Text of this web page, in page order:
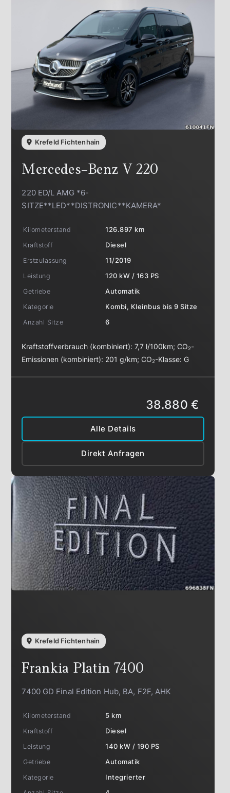
Krefeld Fichtenhain
Mercedes-Benz V 220
220 ED/L AMG *6-
SITZE**LED**DISTRONIC**KAMERA*
Kilometerstand
126.897 km
Kraftstoff
Diesel
Erstzulassung
11/2019
Leistung
120 kW / 163 PS
Getriebe
Automatik
Kategorie
Kombi, Kleinbus bis 9 Sitze
Anzahl Sitze
6
Kraftstoffverbrauch (kombiniert):7,7 l/100km;CO2-
Emissionen (kombiniert): 201 g/km;CO2-Klasse:G
Alle Details
Direkt Anfragen
38.880 €
Krefeld Fichtenhain
Frankia Platin 7400
7400 GD Final Edition Hub, BA, F2F, AHK
Kilometerstand
5 km
Kraftstoff
Diesel
Leistung
140 kW / 190 PS
Getriebe
Automatik
Kategorie
Integrierter